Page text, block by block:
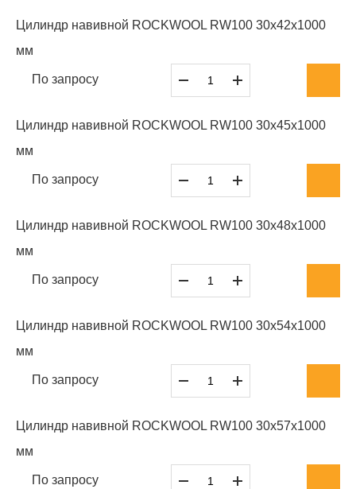
Цилиндр навивной ROCKWOOL RW100 30x42x1000
мм
По запросу
Цилиндр навивной ROCKWOOL RW100 30x45x1000
мм
По запросу
Цилиндр навивной ROCKWOOL RW100 30x48x1000
мм
По запросу
Цилиндр навивной ROCKWOOL RW100 30x54x1000
мм
По запросу
Цилиндр навивной ROCKWOOL RW100 30x57x1000
мм
По запросу